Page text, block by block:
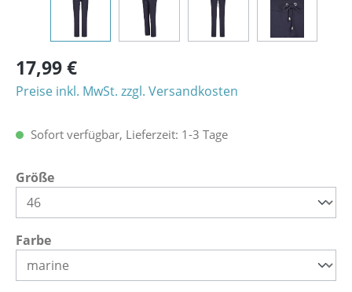
17,99 €
Preise inkl. MwSt. zzgl. Versandkosten
Sofort verfügbar, Lieferzeit: 1-3 Tage
Größeauswählen
Farbeauswählen